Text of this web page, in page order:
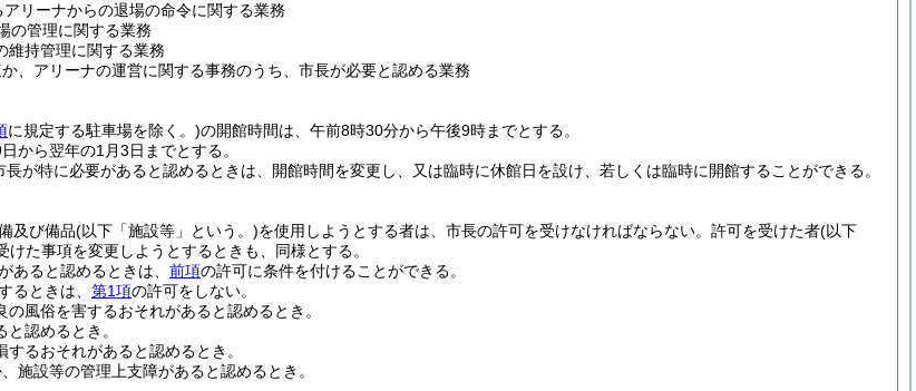
リーナからの退場の命令に関する業務
の管理に関する業務
維持管理に関する業務
、アリーナの運営に関する事務のうち、市長が必要と認める業務
に規定する駐車場を除く。)の開館時間は、午前8時30分から午後9時までとする。
から翌年の1月3日までとする。
が特に必要があると認めるときは、開館時間を変更し、又は臨時に休館日を設け、若しくは臨時に開館することができる。
及び備品(以下「施設等」という。)を使用しようとする者は、市長の許可を受けなければならない。 許可を受けた者(以下
けた事項を変更しようとするときも、同様とする。
あると認めるときは、 前項の許可に条件を付けることができる。
るときは、 第1項の許可をしない。
風俗を害するおそれがあると認めるとき。
認めるとき。
るおそれがあると認めるとき。
施設等の管理上支障があると認めるとき。